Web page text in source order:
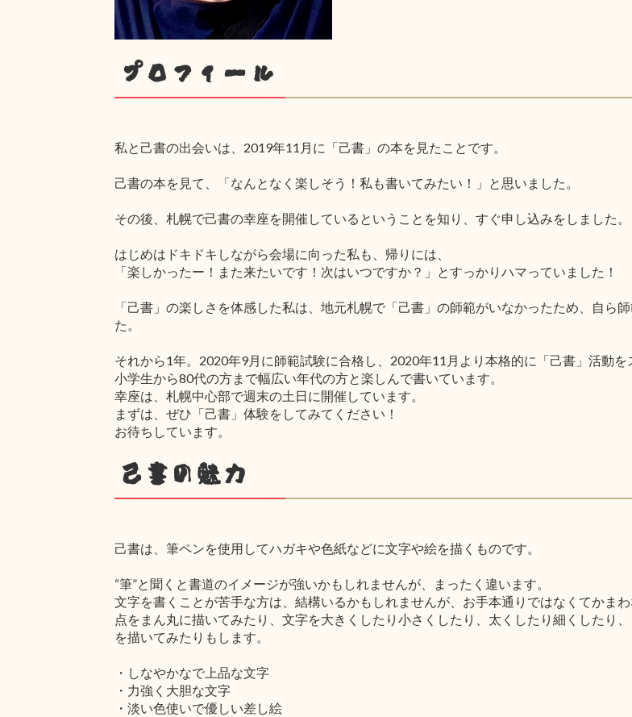
プロフィール
私と己書の出会いは、2019年11月に「己書」の本を見たことです。
己書の本を見て、「なんとなく楽しそう！私も書いてみたい！」と思いました。
その後、札幌で己書の幸座を開催しているということを知り、すぐ申し込みをしました。
はじめはドキドキしながら会場に向った私も、帰りには、
「楽しかったー！また来たいです！次はいつですか？」とすっかりハマっていました！
「己書」の楽しさを体感した私は、地元札幌で「己書」の師範がいなかったため、自ら
た。
それから1年。2020年9月に師範試験に合格し、2020年11月より本格的に「己書」活動を
小学生から80代の方まで幅広い年代の方と楽しんで書いています。
幸座は、札幌中心部で週末の土日に開催しています。
まずは、ぜひ「己書」体験をしてみてください！
お待ちしています。
己書の魅力
己書は、筆ペンを使用してハガキや色紙などに文字や絵を描くものです。
“筆”と聞くと書道のイメージが強いかもしれませんが、まったく違います。
文字を書くことが苦手な方は、結構いるかもしれませんが、お手本通りではなくてかまわ
点をまん丸に描いてみたり、文字を大きくしたり小さくしたり、太くしたり細くしたり
を描いてみたりもします。
・しなやかなで上品な文字
・力強く大胆な文字
・淡い色使いで優しい差し絵